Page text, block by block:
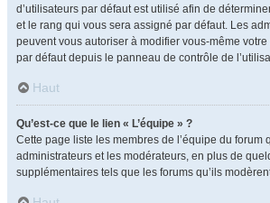
d’utilisateurs par défaut est utilisé afin de
et le rang qui vous sera assigné par défaut. Les
peuvent vous autoriser à modifier vous-même votre
par défaut depuis le panneau de contrôle de
Haut
Qu’est-ce que le lien « L’équipe » ?
Cette page liste les membres de l’équipe du forum
administrateurs et les modérateurs, en plus de
supplémentaires tels que les forums qu’ils